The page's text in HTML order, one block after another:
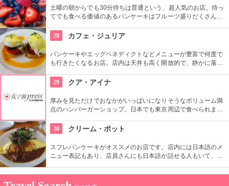
とてもいい。
土曜の朝からでも30分待ちは普通という、超人気のお店。待っ
てでも食べる価値のあるパンケーキはフルーツ盛りだくさんで
サービスです。やや道がわかりにくいということですのでわか
りやすい地図かカーナビは必須です。
28 カフェ・ジュリア
パンケーキやエッグベネディクトなどメニューが豊富で何度で
も行きたくなるお店。店内は天井も高く開放的で、静かに落ち
地としては少しホノルル中心街から離れてしまうので車でのア
クセスが便利。
29 クア・アイナ
厚みを見ただけでおなかがいっぱいになりそうなボリューム満
点のハンバーガーショップ。日本でも東京周辺で食べられま
られません！肉汁たっぷりのボリューム満点のハンバーガーを
召し上がりに行ってみてください。
30 クリーム・ポット
スフレパンケーキがオススメのお店です。店内には日本語のメ
ニュー表記もあり、店員さんにも日本語が話せる人もいて、日
でにメニューに含まれているので少し高く感じるかもしれませ
ん。店内のインテリアや雑貨もかわいく、女性に人気のお店で